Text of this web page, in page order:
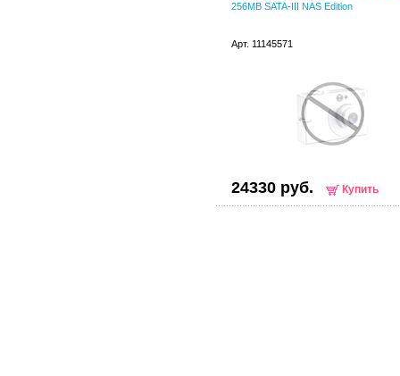
256MB SATA-III NAS Edition
Арт. 11145571
24330 руб. Купить